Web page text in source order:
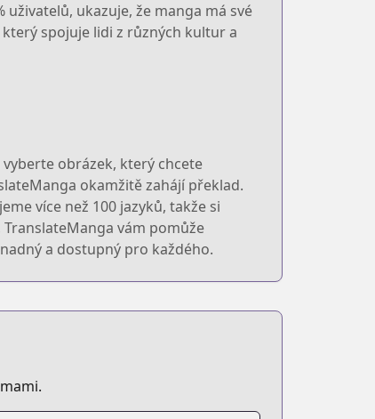
uživatelů, ukazuje, že manga má své
spojuje lidi z různých kultur a
obrázek, který chcete
okamžitě zahájí překlad.
více než 100 jazyků, takže si
vám pomůže
a dostupný pro každého.